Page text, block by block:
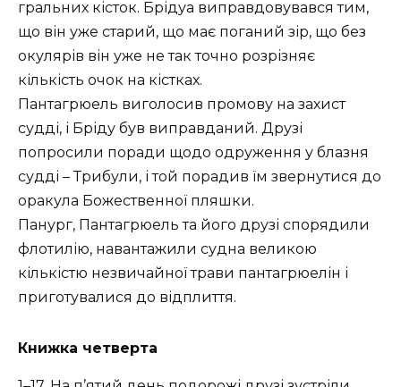
гральних кісток. Брідуа виправдовувався тим,
що він уже старий, що має поганий зір, що без
окулярів він уже не так точно розрізняє
кількість очок на кістках.
Пантагрюель виголосив промову на захист
судді, і Бріду був виправданий. Друзі
попросили поради щодо одруження у блазня
судді – Трибули, і той порадив їм звернутися до
оракула Божественної пляшки.
Панург, Пантагрюель та його друзі спорядили
флотилію, навантажили судна великою
кількістю незвичайної трави пантагрюелін і
приготувалися до відплиття.
Книжка четверта